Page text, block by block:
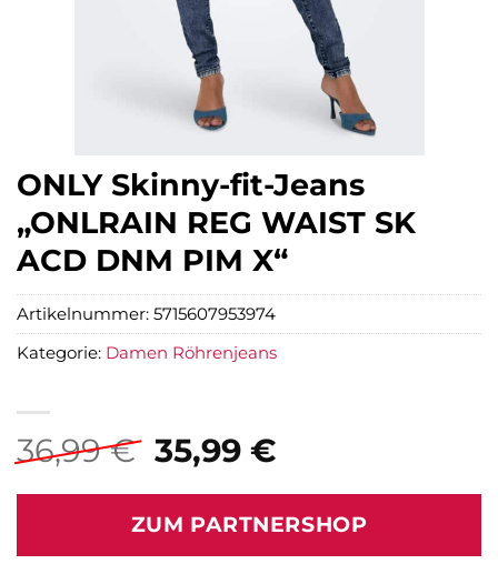
ONLY Skinny-fit-Jeans
„ONLRAIN REG WAIST SK
ACD DNM PIM X“
36,99€ Ursprünglicher
Preis
war:
36,99 €
35,99 €Aktueller
ist:
35,99 €.
ZUM PARTNERSHOP
Artikelnummer: 5715607953974
Kategorie: Damen Röhrenjeans